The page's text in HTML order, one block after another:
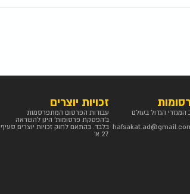
המגזרי הגדול בעולם
זכויות יוצרים
עבודות הפרסום המתפרסמות
ב'הפסקת פרסומות' הינן להשראה
בלבד. בהתאם לחוק זכויות יוצרים סעיף
27 א'